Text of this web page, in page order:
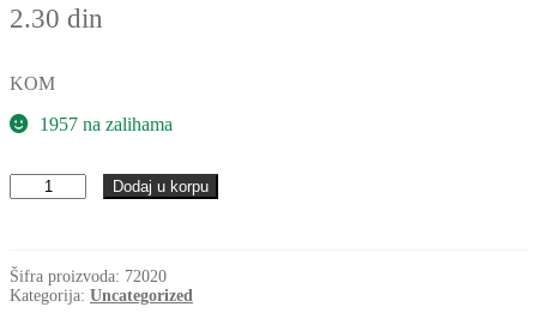
2.30 din
KOM
1957 na zalihama
Seger
fi
472)
s=1
Dodaj u korpu
Šifra proizvoda: 72020
Kategorija: Uncategorized